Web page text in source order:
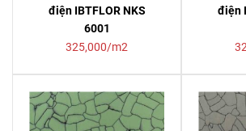
điện IBTFLOR NKS
6001
325,000/m2
điện